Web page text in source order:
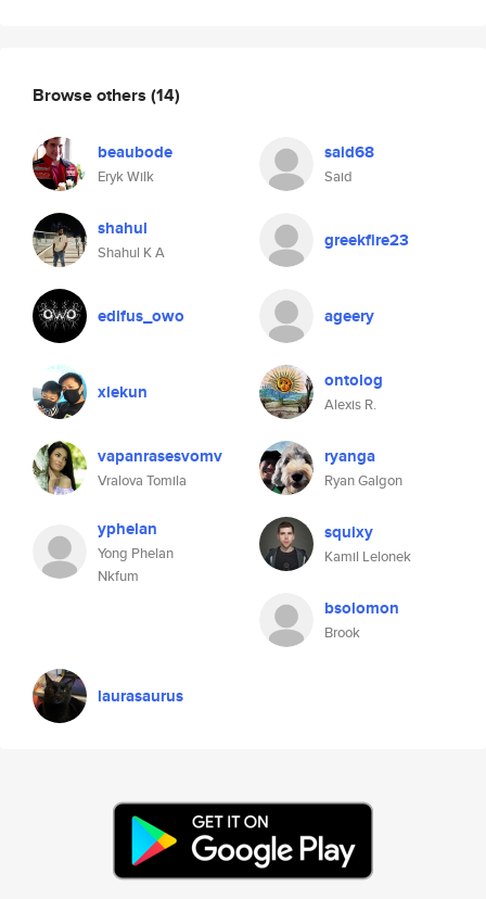
Browse others (14)
beaubode
Eryk Wilk
said68
Said
shahul
Shahul K A
greekfire23
edifus_owo ageery
xiekun ontolog
Alexis R.
vapanrasesvomv
Vralova Tomila
ryanga
Ryan Galgon
yphelan
Yong Phelan
Nkfum
squixy
Kamil Lelonek
bsolomon
Brook
laurasaurus